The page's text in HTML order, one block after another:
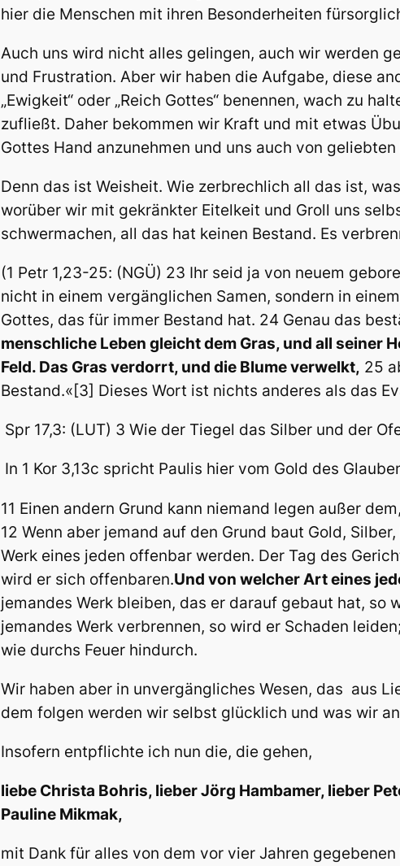
hier die Menschen mit ihren Besonderheiten
Auch uns wird nicht alles gelingen, auch wir werden
und Frustration. Aber wir haben die Aufgabe, diese
„Ewigkeit“ oder „Reich Gottes“ benennen, wach zu
zufließt. Daher bekommen wir Kraft und mit etwas
Gottes Hand anzunehmen und uns auch von
Denn das ist Weisheit. Wie zerbrechlich all das ist,
worüber wir mit gekränkter Eitelkeit und Groll uns
schwermachen, all das hat keinen Bestand. Es
(1 Petr 1,23-25: (NGÜ) 23 Ihr seid ja von neuem
nicht in einem vergänglichen Samen, sondern in
Gottes, das für immer Bestand hat. 24 Genau das
menschliche Leben gleicht dem Gras, und all seiner
Feld. Das Gras verdorrt, und die Blume verwelkt, 25
Bestand.«[3] Dieses Wort ist nichts anderes als das
Spr 17,3: (LUT) 3 Wie der Tiegel das Silber und der
In 1 Kor 3,13c spricht Paulis hier vom Gold des
11 Einen andern Grund kann niemand legen außer
12 Wenn aber jemand auf den Grund baut Gold,
Werk eines jeden offenbar werden. Der Tag des
wird er sich offenbaren.Und von welcher Art eines
jemandes Werk bleiben, das er darauf gebaut hat, so
jemandes Werk verbrennen, so wird er Schaden
wie durchs Feuer hindurch.
Wir haben aber in unvergängliches Wesen, das aus
dem folgen werden wir selbst glücklich und was wir
Insofern entpflichte ich nun die, die gehen,
liebe Christa Bohris, lieber Jörg Hambamer, lieber
Pauline Mikmak,
mit Dank für alles von dem vor vier Jahren